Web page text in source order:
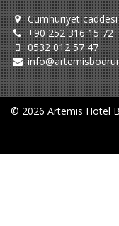
Cumhuriyet
+90 252 316 15 72
0532 012 57 47
© 2026 Artemis Hotel